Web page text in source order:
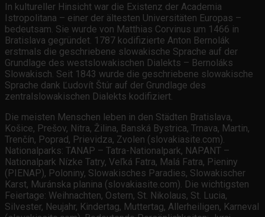
In kultureller Hinsicht war die Existenz der Academia
Istropolitana – einer der ältesten Universitäten Europas –
bedeutsam. Sie wurde von Matthias Corvinus um 1466 in
Bratislava gegründet. 1787 kodifizierte Anton Bernolák
erstmals die geschriebene slowakische Sprache auf der
Grundlage des westslowakischen Dialekts – Bernoláks
Slowakisch. Seit 1843 wurde die geschriebene slowakische
Sprache dank Ľudovít Štúr auf der Grundlage des
zentralslowakischen Dialekts kodifiziert.
Die meisten Menschen leben in den Städten Bratislava,
Košice, Prešov, Nitra, Žilina, Banská Bystrica, Trnava, Martin,
Trenčín, Poprad, Prievidza, Zvolen (slovakiasite.com).
Nationalparks: TANAP – Tatra-Nationalpark, NAPANT –
Nationalpark Nízke Tatry, Veľká Fatra, Malá Fatra, Pieniny
(PIENAP), Poloniny, Slowakisches Paradies, Slowakischer
Karst, Muránska planina (slovakiasite.com). Die wichtigsten
Feiertage: Weihnachten, Ostern, St. Nikolaus, St. Lucia,
Silvester, Neujahr, Kindertag, Muttertag, Allerheiligen, Karneval